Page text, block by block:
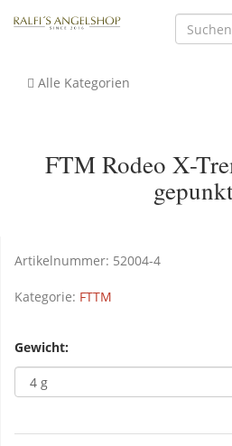
Alle Kategorien
FTM Rodeo X-
Artikelnummer: 52004-4
Kategorie: FTTM
Gewicht: